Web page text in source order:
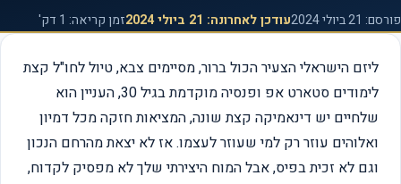
21 ביולי 2024 עודכן לאחרונה:21 ביולי 2024 זמן קריאה: 1 דק'
ליזם הישראלי הצעיר הכול ברור, מסיימים צבא, טיול לחו"ל קצת
לימודים סטארט אפ ופנסיה מוקדמת בגיל 30, העניין הוא
שלחיים יש דינאמיקה קצת שונה, המציאות חזקה מכל דמיון
ואלוהים עוזר רק למי שעוזר לעצמו. אז לא יצאת מהרחם הנכון
וגם לא זכית בפיס, אבל המוח היצירתי שלך לא מפסיק לקדוח,